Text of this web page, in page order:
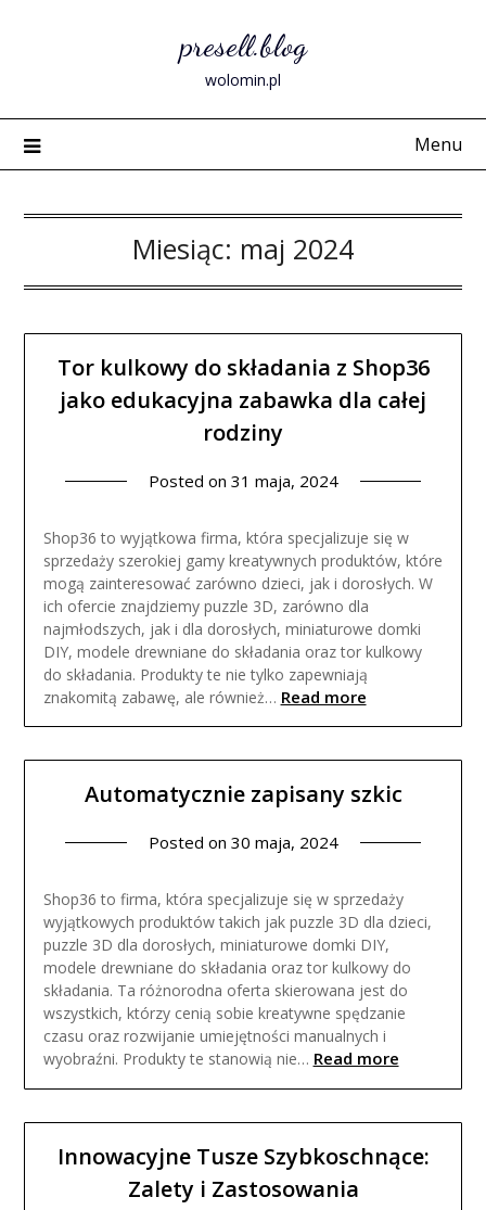
presell.blog
wolomin.pl
Menu
Miesiąc: maj 2024
Tor kulkowy do składania z Shop36
jako edukacyjna zabawka dla całej
rodziny
Posted on 31 maja, 2024
Shop36 to wyjątkowa firma, która specjalizuje się w
sprzedaży szerokiej gamy kreatywnych produktów, które
mogą zainteresować zarówno dzieci, jak i dorosłych. W
ich ofercie znajdziemy puzzle 3D, zarówno dla
najmłodszych, jak i dla dorosłych, miniaturowe domki
DIY, modele drewniane do składania oraz tor kulkowy
do składania. Produkty te nie tylko zapewniają
znakomitą zabawę, ale również… Read more
Automatycznie zapisany szkic
Posted on 30 maja, 2024
Shop36 to firma, która specjalizuje się w sprzedaży
wyjątkowych produktów takich jak puzzle 3D dla dzieci,
puzzle 3D dla dorosłych, miniaturowe domki DIY,
modele drewniane do składania oraz tor kulkowy do
składania. Ta różnorodna oferta skierowana jest do
wszystkich, którzy cenią sobie kreatywne spędzanie
czasu oraz rozwijanie umiejętności manualnych i
wyobraźni. Produkty te stanowią nie… Read more
Innowacyjne Tusze Szybkoschnące:
Zalety i Zastosowania